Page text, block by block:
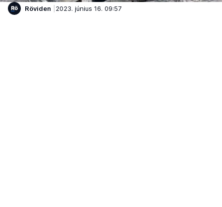
Röviden 2023. június 16. 09:57